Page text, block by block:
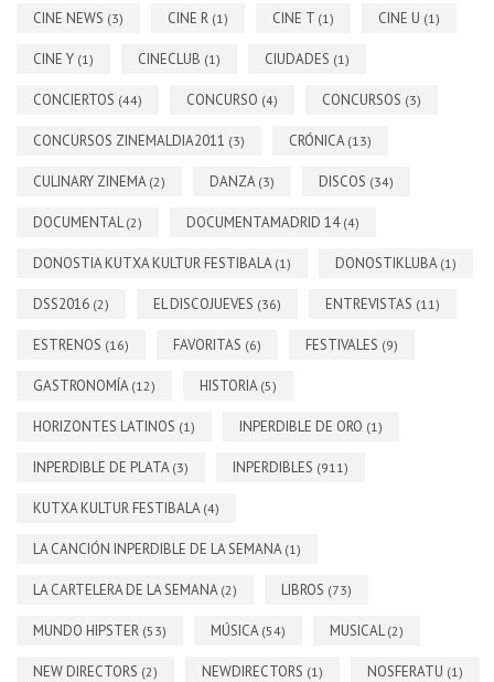
CINE NEWS (3) CINE R (1) CINE T (1) CINE U (1)
CINE Y (1) CINECLUB (1) CIUDADES (1)
CONCIERTOS (44) CONCURSO (4) CONCURSOS (3)
CONCURSOS ZINEMALDIA2011 (3) CRÓNICA (13)
CULINARY ZINEMA (2) DANZA (3) DISCOS (34)
DOCUMENTAL(2) DOCUMENTAMADRID 14 (4)
DONOSTIA KUTXA KULTUR FESTIBALA (1) DONOSTIKLUBA (1)
DSS2016 (2) EL DISCOJUEVES (36) ENTREVISTAS (11)
ESTRENOS (16) FAVORITAS (6) FESTIVALES (9)
GASTRONOMÍA (12) HISTORIA (5)
HORIZONTES LATINOS (1) INPERDIBLE DE ORO (1)
INPERDIBLE DE PLATA (3) INPERDIBLES (911)
KUTXA KULTUR FESTIBALA (4)
LA CANCIÓN INPERDIBLE DE LA SEMANA (1)
LA CARTELERA DE LA SEMANA (2) LIBROS (73)
MUNDO HIPSTER (53) MÚSICA (54) MUSICAL(2)
NEW DIRECTORS (2) NEWDIRECTORS (1) NOSFERATU (1)